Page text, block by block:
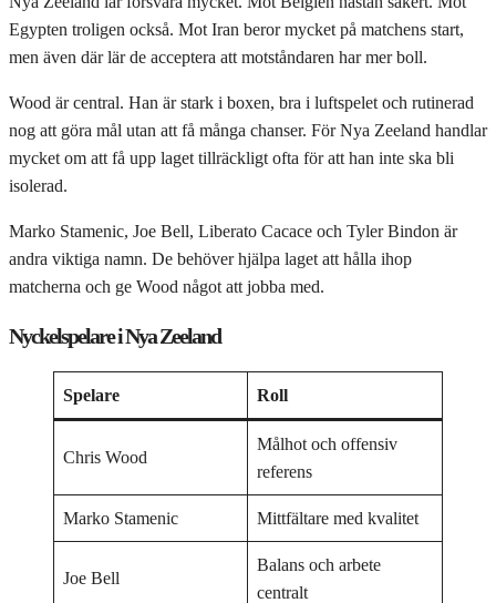
Egypten troligen också. Mot Iran beror mycket på matchens start,
men även där lär de acceptera att motståndaren har mer boll.
Wood är central. Han är stark i boxen, bra i luftspelet och rutinerad
nog att göra mål utan att få många chanser. För Nya Zeeland handlar
mycket om att få upp laget tillräckligt ofta för att han inte ska bli
isolerad.
Marko Stamenic, Joe Bell, Liberato Cacace och Tyler Bindon är
andra viktiga namn. De behöver hjälpa laget att hålla ihop
matcherna och ge Wood något att jobba med.
Nyckelspelare i Nya Zeeland
Spelare Roll
Chris Wood
Målhot och offensiv
referens
Marko Stamenic Mittfältare med kvalitet
Joe Bell
Balans och arbete
centralt